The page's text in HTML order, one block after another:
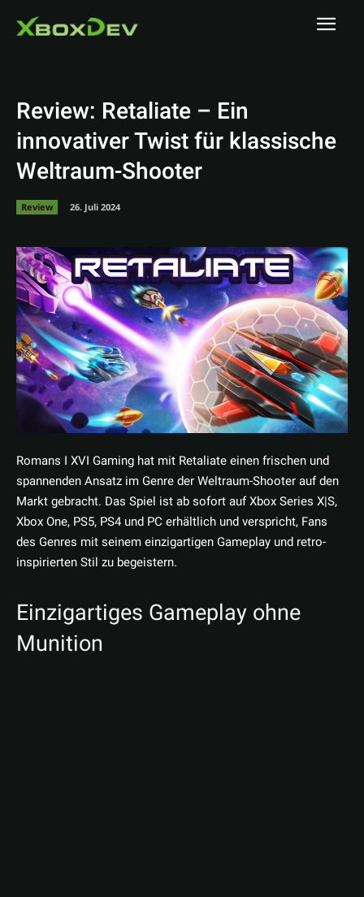
Review: Retaliate – Ein
innovativer Twist für klassische
Weltraum-Shooter
Review 26. Juli 2024
Romans I XVI Gaming hat mit Retaliate einen frischen und
spannenden Ansatz im Genre der Weltraum-Shooter auf den
Markt gebracht. Das Spiel ist ab sofort auf Xbox Series X|S,
Xbox One, PS5, PS4 und PC erhältlich und verspricht, Fans
des Genres mit seinem einzigartigen Gameplay und retro-
inspirierten Stil zu begeistern.
Einzigartiges Gameplay ohne
Munition